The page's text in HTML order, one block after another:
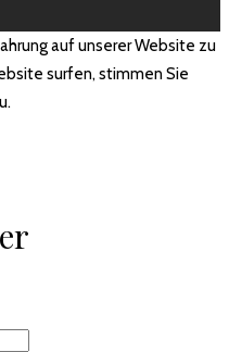
auf unserer Website zu
surfen, stimmen Sie